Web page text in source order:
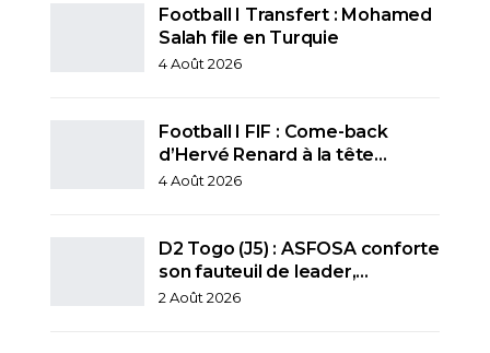
Football I Transfert : Mohamed
Salah file en Turquie
4 Août 2026
Football I FIF : Come-back
d’Hervé Renard à la tête…
4 Août 2026
D2 Togo (J5) : ASFOSA conforte
son fauteuil de leader,…
2 Août 2026